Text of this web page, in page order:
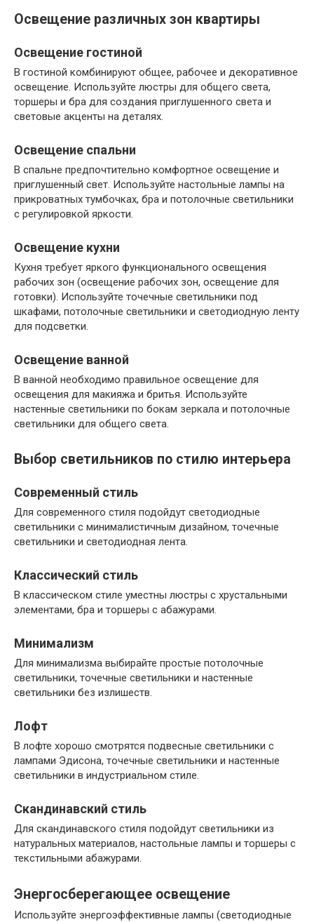
Освещение различных зон квартиры
Освещение гостиной
В гостиной комбинируют общее, рабочее и декоративное
освещение. Используйте люстры для общего света,
торшеры и бра для создания приглушенного света и
световые акценты на деталях.
Освещение спальни
В спальне предпочтительно комфортное освещение и
приглушенный свет. Используйте настольные лампы на
прикроватных тумбочках, бра и потолочные светильники
с регулировкой яркости.
Освещение кухни
Кухня требует яркого функционального освещения
рабочих зон (освещение рабочих зон, освещение для
готовки). Используйте точечные светильники под
шкафами, потолочные светильники и светодиодную ленту
для подсветки.
Освещение ванной
В ванной необходимо правильное освещение для
освещения для макияжа и бритья. Используйте
настенные светильники по бокам зеркала и потолочные
светильники для общего света.
Выбор светильников по стилю интерьера
Современный стиль
Для современного стиля подойдут светодиодные
светильники с минималистичным дизайном, точечные
светильники и светодиодная лента.
Классический стиль
В классическом стиле уместны люстры с хрустальными
элементами, бра и торшеры с абажурами.
Минимализм
Для минимализма выбирайте простые потолочные
светильники, точечные светильники и настенные
светильники без излишеств.
Лофт
В лофте хорошо смотрятся подвесные светильники с
лампами Эдисона, точечные светильники и настенные
светильники в индустриальном стиле.
Скандинавский стиль
Для скандинавского стиля подойдут светильники из
натуральных материалов, настольные лампы и торшеры с
текстильными абажурами.
Энергосберегающее освещение
Используйте энергоэффективные лампы (светодиодные